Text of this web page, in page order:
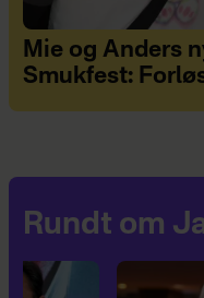
Mie og Anders
Smukfest:
Rundt om